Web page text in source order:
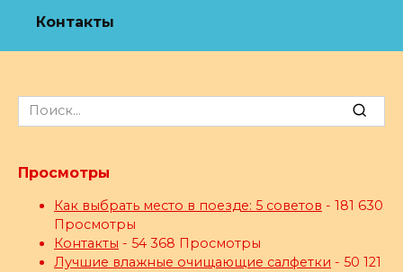
Контакты
Search
for:
Просмотры
Как выбрать место в поезде: 5 советов - 181 630
Просмотры
Контакты - 54 368 Просмотры
Лучшие влажные очищающие салфетки - 50 121